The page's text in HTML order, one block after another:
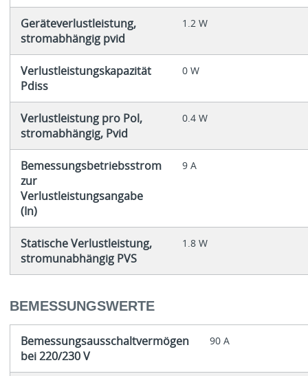
Geräteverlustleistung,
stromabhängig pvid
1.2 W
Verlustleistungskapazität
Pdiss
0 W
Verlustleistung pro Pol,
stromabhängig, Pvid
0.4 W
Bemessungsbetriebsstrom
zur
Verlustleistungsangabe
(In)
9 A
Statische Verlustleistung,
stromunabhängig PVS
1.8 W
BEMESSUNGSWERTE
Bemessungsausschaltvermögen
bei 220/230 V
90 A